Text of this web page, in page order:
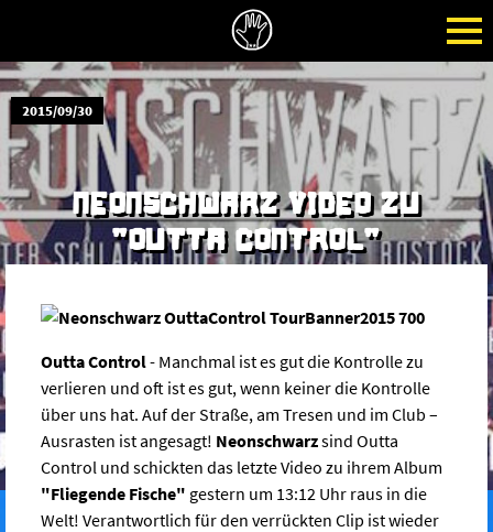
2015/09/30
NEONSCHWARZ VIDEO ZU
"OUTTA CONTROL"
Outta Control- Manchmal ist es gut die Kontrolle zu
verlieren und oft ist es gut, wenn keiner die Kontrolle
über uns hat. Auf der Straße, am Tresen und im Club –
Ausrasten ist angesagt! Neonschwarzsind Outta
Control und schickten das letzte Video zu ihrem Album
"Fliegende Fische" gestern um 13:12 Uhr raus in die
Welt! Verantwortlich für den verrückten Clip ist wieder